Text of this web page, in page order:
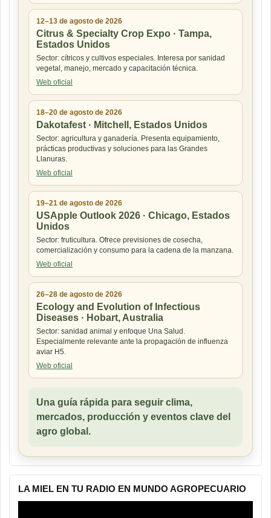
12–13 de agosto de 2026
Citrus & Specialty Crop Expo · Tampa,
Estados Unidos
Sector: cítricos y cultivos especiales. Interesa por sanidad
vegetal, manejo, mercado y capacitación técnica.
Web oficial
18–20 de agosto de 2026
Dakotafest · Mitchell, Estados Unidos
Sector: agricultura y ganadería. Presenta equipamiento,
prácticas productivas y soluciones para las Grandes
Llanuras.
Web oficial
19–21 de agosto de 2026
USApple Outlook 2026 · Chicago, Estados
Unidos
Sector: fruticultura. Ofrece previsiones de cosecha,
comercialización y consumo para la cadena de la manzana.
Web oficial
26–28 de agosto de 2026
Ecology and Evolution of Infectious
Diseases · Hobart, Australia
Sector: sanidad animal y enfoque Una Salud.
Especialmente relevante ante la propagación de influenza
aviar H5.
Web oficial
Una guía rápida para seguir clima,
mercados, producción y eventos clave del
agro global.
LA MIEL EN TU RADIO EN MUNDO AGROPECUARIO